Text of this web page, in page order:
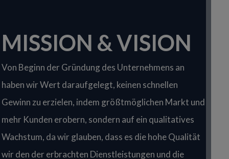
MISSION & VISION
Von Beginn der Gründung des Unternehmens an
haben wir Wert daraufgelegt, keinen schnellen
Gewinn zu erzielen, indem größtmöglichen Markt und
mehr Kunden erobern, sondern auf ein qualitatives
Wachstum, da wir glauben, dass es die hohe Qualität
wir den der erbrachten Dienstleistungen und die